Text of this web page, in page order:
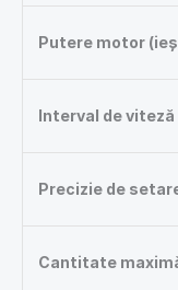
Putere motor
Interval de
Precizie de
Cantitate